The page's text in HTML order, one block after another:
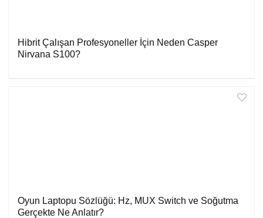
Hibrit Çalışan Profesyoneller İçin Neden Casper
Nirvana S100?
Oyun Laptopu Sözlüğü: Hz, MUX Switch ve Soğutma
Gerçekte Ne Anlatır?